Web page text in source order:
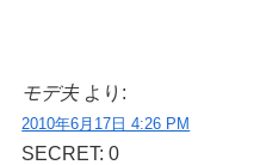
モデ夫 より:
2010年6月17日 4:26 PM
SECRET: 0